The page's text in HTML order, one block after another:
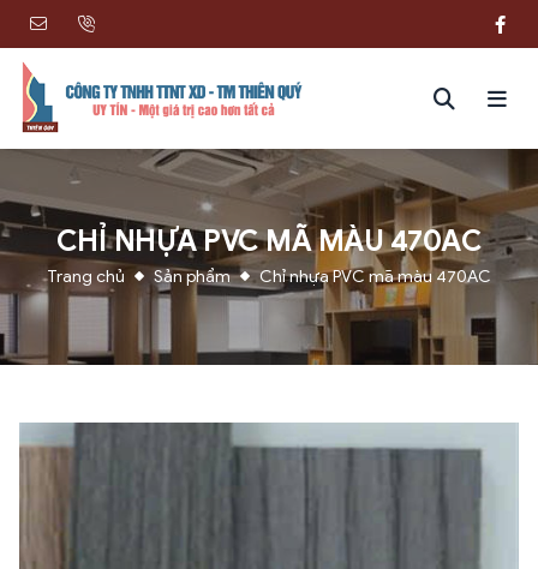
CHỈ NHỰA PVC MÃ MÀU 470AC
Trang chủ Sản phẩm Chỉ nhựa PVC mã màu 470AC